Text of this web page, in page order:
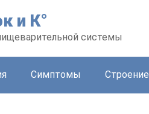
и К°
системы
Симптомы Строение